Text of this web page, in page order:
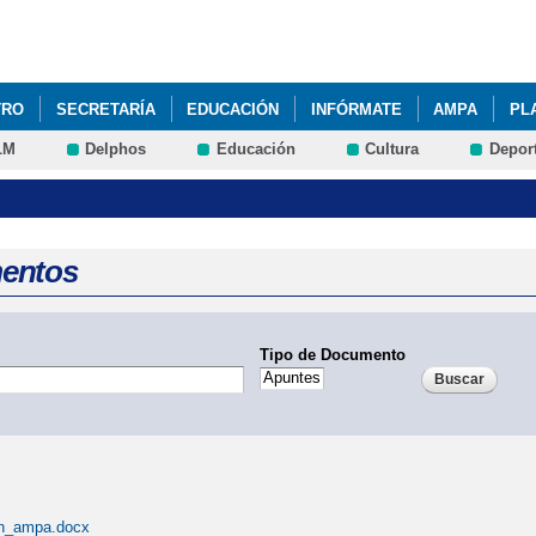
SECRETARÍA EDUCACIÓN INFÓRMATE AMPA
CENTRO 2025-2026 RECOMENDACIONES FAMILIAS
ADMISIÓN ALUMNADO CURSO 2026-2027
Delphos Educación Cultura
Tipo de Documento